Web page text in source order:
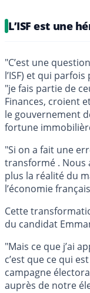
L’ISF est une
"C’est une
l’ISF) et qui
"je fais partie de
Finances, croient
le gouvernement
fortune
"Si on a fait une
transformé . Nous
plus la réalité du
l’économie
Cette
du candidat
"Mais ce que j’ai
c’est que ce qui
campagne
auprès de notre